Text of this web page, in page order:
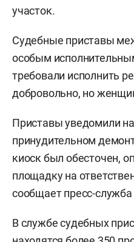
участок.
Судебные приставы
особым
требовали исполнить
добровольно, но
Приставы уведомили
принудительном
киоск был обесточен,
площадку на
сообщает пресс-
В службе судебных